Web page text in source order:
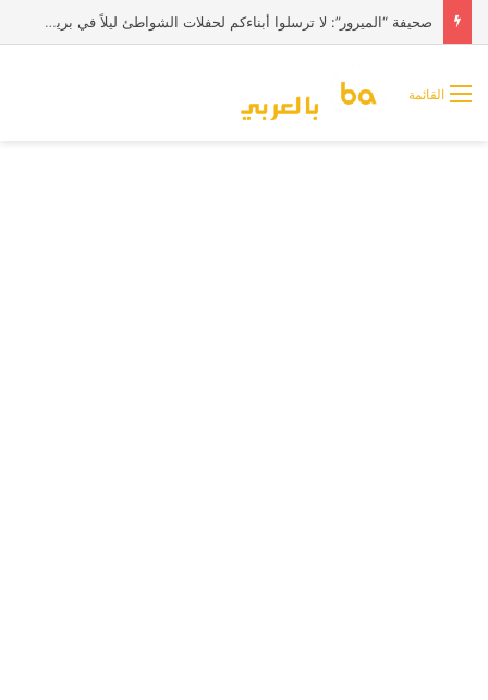
صحيفة “الميرور”: لا ترسلوا أبناءكم لحفلات الشواطئ ليلاً في بريطانيا
القائمة